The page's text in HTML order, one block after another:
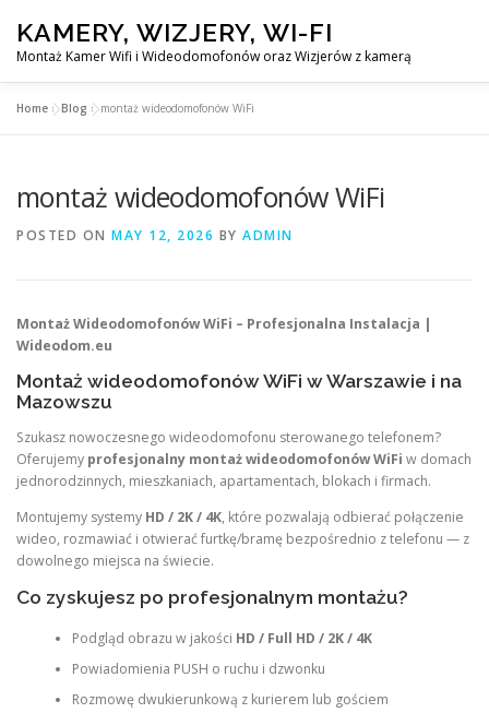
content
KAMERY, WIZJERY, WI-FI
Montaż Kamer Wifi i Wideodomofonów oraz Wizjerów z kamerą
MONTAŻU WIZJERÓW Z KAMERĄ BLOG
Home »Blog »montaż wideodomofonów WiFi
montaż wideodomofonów WiFi
POSTED ON MAY 12, 2026 BY ADMIN
Montaż Wideodomofonów WiFi – Profesjonalna Instalacja |
Wideodom.eu
Montaż wideodomofonów WiFi w Warszawie i na
Mazowszu
Szukasz nowoczesnego wideodomofonu sterowanego telefonem?
Oferujemy profesjonalny montaż wideodomofonów WiFi w domach
jednorodzinnych, mieszkaniach, apartamentach, blokach i firmach.
Montujemy systemy HD / 2K / 4K, które pozwalają odbierać połączenie
wideo, rozmawiać i otwierać furtkę/bramę bezpośrednio z telefonu — z
dowolnego miejsca na świecie.
Co zyskujesz po profesjonalnym montażu?
Podgląd obrazu w jakości HD / Full HD / 2K / 4K
Powiadomienia PUSH o ruchu i dzwonku
Rozmowę dwukierunkową z kurierem lub gościem